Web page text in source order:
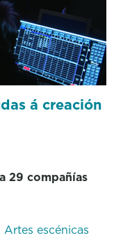
á creación
29 compañías
Artes escénicas